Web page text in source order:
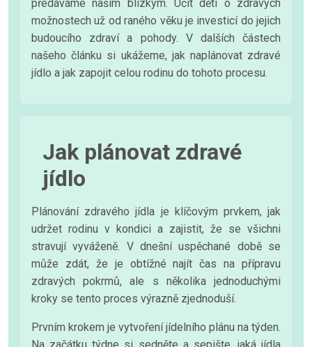
předáváme našim blízkým. Učit děti o zdravých
možnostech už od raného věku je investicí do jejich
budoucího zdraví a pohody. V dalších částech
našeho článku si ukážeme, jak naplánovat zdravé
jídlo a jak zapojit celou rodinu do tohoto procesu.
Jak plánovat zdravé
jídlo
Plánování zdravého jídla je klíčovým prvkem, jak
udržet rodinu v kondici a zajistit, že se všichni
stravují vyváženě. V dnešní uspěchané době se
může zdát, že je obtížné najít čas na přípravu
zdravých pokrmů, ale s několika jednoduchými
kroky se tento proces výrazně zjednoduší.
Prvním krokem je vytvoření jídelního plánu na týden.